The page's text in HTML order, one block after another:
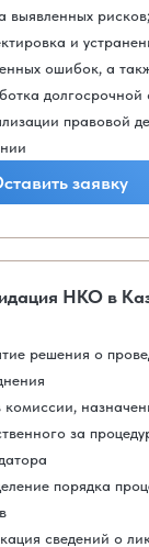
выявленных рисков;
и
ошибок, а
долгосрочной
правовой
заявку
НКО в
решения о
комиссии,
за
порядка
сведений о